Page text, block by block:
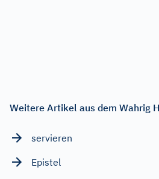
Weitere Artikel aus dem Wahrig
servieren
Epistel